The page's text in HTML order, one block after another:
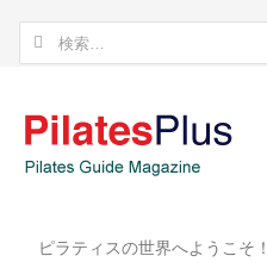
索:
ピラティスの世界へようこそ！